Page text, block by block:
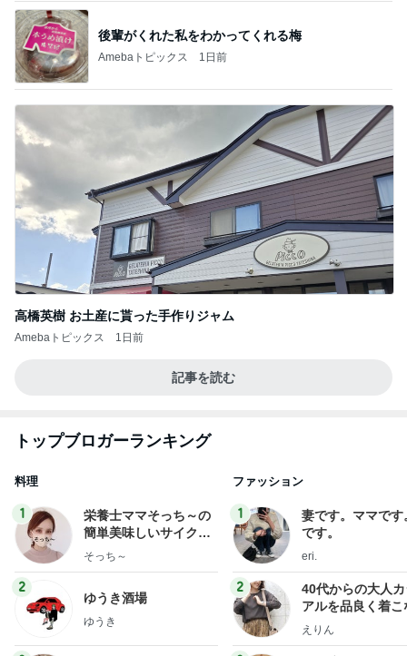
後輩がくれた私をわかってくれる梅
Amebaトピックス 1日前
高橋英樹 お土産に貰った手作りジャム
Amebaトピックス 1日前
記事を読む
トップブロガーランキング
料理
1
栄養士ママそっち～の
簡単美味しいサイクル
献立
そっち～
2
ゆうき酒場
ゆうき
ファッション
1
妻です。ママです
です。
eri.
2
40代からの大人
アルを品良く着こ
ファッションブロ
えりん